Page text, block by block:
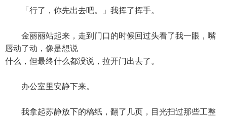
「行了，你先出去吧。」我挥了挥手。
金丽丽站起来，走到门口的时候回过头看了我一眼，嘴
唇动了动，像是想说
什么，但最终什么都没说，拉开门出去了。
办公室里安静下来。
我拿起苏静放下的稿纸，翻了几页，目光扫过那些工整